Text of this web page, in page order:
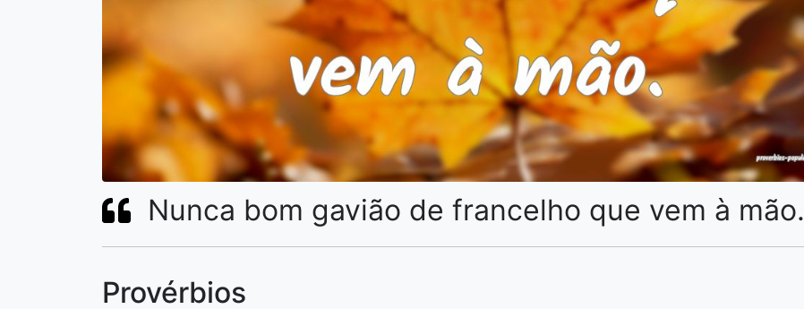
Nunca bom gavião de francelho que vem à mão.
Provérbios